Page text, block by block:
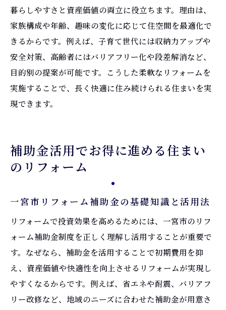
暮らしやすさと資産価値の両立に役立ちます。理由は、
家族構成や年齢、趣味の変化に応じて住空間を最適化で
きるからです。例えば、子育て世代には収納力アップや
安全対策、高齢者にはバリアフリー化や段差解消など、
目的別の提案が可能です。こうした柔軟なリフォームを
実施することで、長く快適に住み続けられる住まいを実
現できます。
補助金活用でお得に進める住まい
のリフォーム
一宮市リフォーム補助金の基礎知識と活用法
リフォームで投資効果を高めるためには、一宮市のリフ
ォーム補助金制度を正しく理解し活用することが重要で
す。なぜなら、補助金を活用することで初期費用を抑
え、資産価値や快適性を向上させるリフォームが実現し
やすくなるからです。例えば、省エネや耐震、バリアフ
リー改修など、地域のニーズに合わせた補助金が用意さ